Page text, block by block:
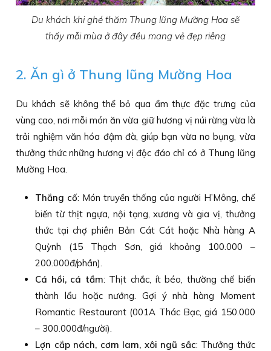
Du khách khi ghé thăm Thung lũng Mường Hoa sẽ
thấy mỗi mùa ở đây đều mang vẻ đẹp riêng
2. Ăn gì ở Thung lũng Mường Hoa
Du khách sẽ không thể bỏ qua ẩm thực đặc trưng của
vùng cao, nơi mỗi món ăn vừa giữ hương vị núi rừng vừa là
trải nghiệm văn hóa đậm đà, giúp bạn vừa no bụng, vừa
thưởng thức những hương vị độc đáo chỉ có ở Thung lũng
Mường Hoa.
Thắng cố: Món truyền thống của người H’Mông, chế
biến từ thịt ngựa, nội tạng, xương và gia vị, thưởng
thức tại chợ phiên Bản Cát Cát hoặc Nhà hàng A
Quỳnh (15 Thạch Sơn, giá khoảng 100.000 –
200.000đ/phần).
Cá hồi, cá tầm: Thịt chắc, ít béo, thường chế biến
thành lẩu hoặc nướng. Gợi ý nhà hàng Moment
Romantic Restaurant (001A Thác Bạc, giá 150.000
– 300.000đ/người).
Lợn cắp nách, cơm lam, xôi ngũ sắc: Thưởng thức